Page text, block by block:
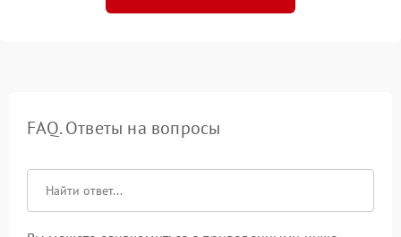
FAQ. Ответы на вопросы